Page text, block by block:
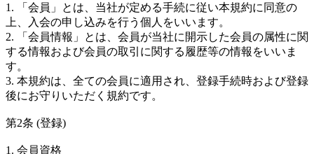
1. 「会員」とは、当社が定める手続に従い本規約に同意の
上、入会の申し込みを行う個人をいいます。
2. 「会員情報」とは、会員が当社に開示した会員の属性に関
する情報および会員の取引に関する履歴等の情報をいいま
す。
3. 本規約は、全ての会員に適用され、登録手続時および登録
後にお守りいただく規約です。
第2条 (登録)
1. 会員資格